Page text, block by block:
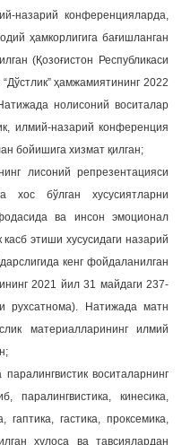
назарий конференцияларда,
ҳамкорлигига бағишланган
(Қозоғистон Республикаси
ҳамжамиятининг 2022
нолисоний воситалар
илмий-назарий конференция
бойишига хизмат қилган;
лисоний репрезентацияси
хос бўлган хусусиятларни
ва инсон эмоционал
этиши хусусидаги назарий
кенг фойдаланилган
2021 йил 31 майдаги 237-
рухсатнома). Натижада матн
материалларининг илмий
воситаларнинг
паралингвистика, кинесика,
гаптика, гастика, проксемика,
хулоса ва тавсиялардан